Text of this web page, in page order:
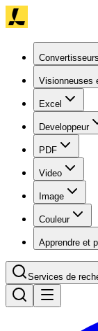
Convertisseurs
Visionneuses
Excel
Developpeur
PDF
Video
Image
Couleur
Apprendre et
Services de